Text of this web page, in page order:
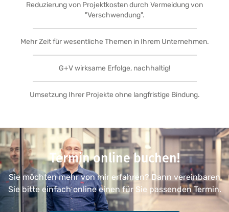
Reduzierung von Projektkosten durch Vermeidung von
"Verschwendung".
Mehr Zeit für wesentliche Themen in Ihrem Unternehmen.
G+V wirksame Erfolge, nachhaltig!
Umsetzung Ihrer Projekte ohne langfristige Bindung.
Termin online buchen!
Sie möchten mehr von mir erfahren? Dann vereinbaren
Sie bitte einfach online einen für Sie passenden Termin.